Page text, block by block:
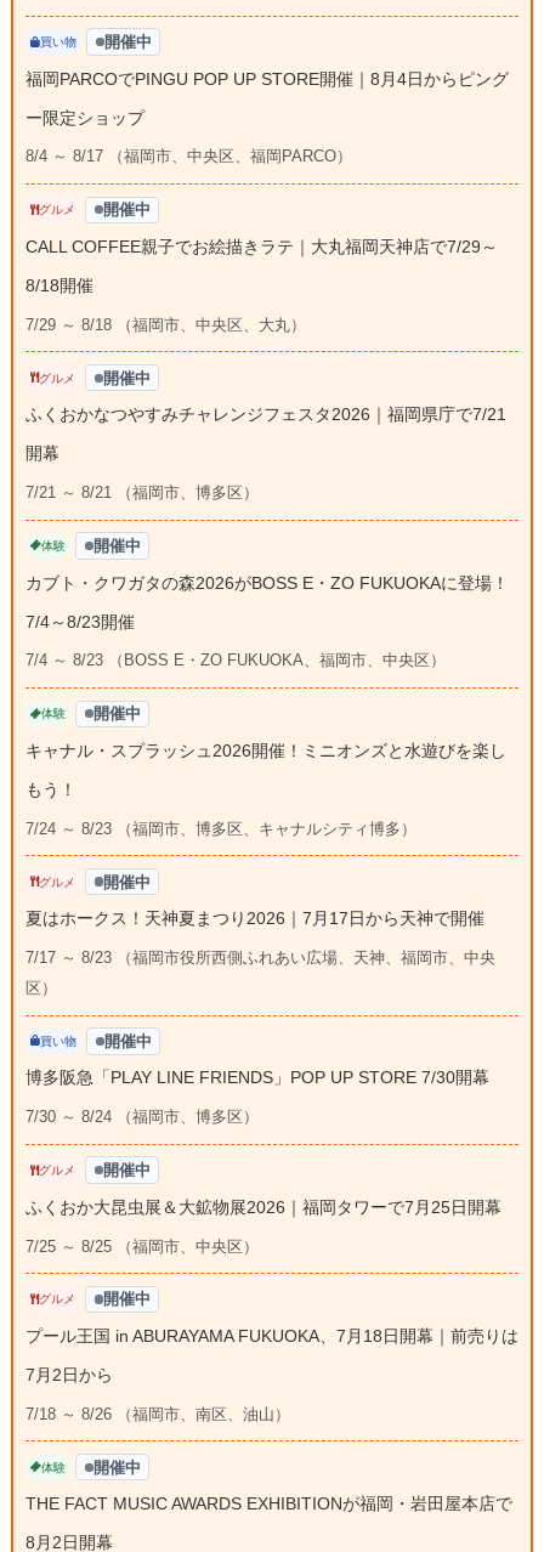
買い物 開催中
福岡PARCOでPINGU POP UP STORE開催｜8月4日からピング
ー限定ショップ
8/4 ～ 8/17 （福岡市、中央区、福岡PARCO）
グルメ 開催中
CALL COFFEE親子でお絵描きラテ｜大丸福岡天神店で7/29～
8/18開催
7/29 ～ 8/18 （福岡市、中央区、大丸）
グルメ 開催中
ふくおかなつやすみチャレンジフェスタ2026｜福岡県庁で7/21
開幕
7/21 ～ 8/21 （福岡市、博多区）
体験 開催中
カブト・クワガタの森2026がBOSS E・ZO FUKUOKAに登場！
7/4～8/23開催
7/4 ～ 8/23 （BOSS E・ZO FUKUOKA、福岡市、中央区）
体験 開催中
キャナル・スプラッシュ2026開催！ミニオンズと水遊びを楽し
もう！
7/24 ～ 8/23 （福岡市、博多区、キャナルシティ博多）
グルメ 開催中
夏はホークス！天神夏まつり2026｜7月17日から天神で開催
7/17 ～ 8/23 （福岡市役所西側ふれあい広場、天神、福岡市、中央
区）
買い物 開催中
博多阪急「PLAY LINE FRIENDS」POP UP STORE 7/30開幕
7/30 ～ 8/24 （福岡市、博多区）
グルメ 開催中
ふくおか大昆虫展＆大鉱物展2026｜福岡タワーで7月25日開幕
7/25 ～ 8/25 （福岡市、中央区）
グルメ 開催中
プール王国 in ABURAYAMA FUKUOKA、7月18日開幕｜前売りは
7月2日から
7/18 ～ 8/26 （福岡市、南区、油山）
体験 開催中
THE FACT MUSIC AWARDS EXHIBITIONが福岡・岩田屋本店で
8月2日開幕